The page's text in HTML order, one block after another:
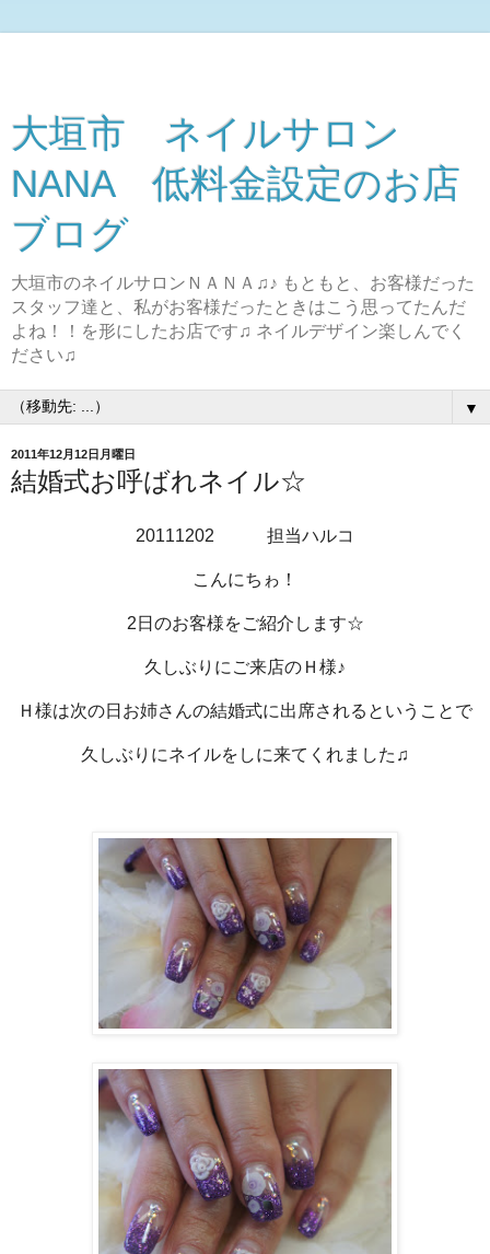
大垣市 ネイルサロン
NANA 低料金設定のお店
ブログ
大垣市のネイルサロンＮＡＮＡ♫♪ もともと、お客様だった
スタッフ達と、私がお客様だったときはこう思ってたんだ
よね！！を形にしたお店です♫ ネイルデザイン楽しんでく
ださい♫
▼
2011年12月12日月曜日
結婚式お呼ばれネイル☆
20111202 担当ハルコ
こんにちゎ！
2日のお客様をご紹介します☆
久しぶりにご来店のＨ様♪
Ｈ様は次の日お姉さんの結婚式に出席されるということで
久しぶりにネイルをしに来てくれました♫